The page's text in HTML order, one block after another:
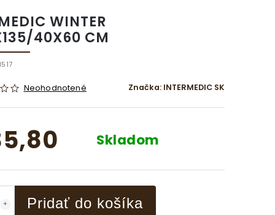
WINTER
40X60 CM
Neohodnotené Značka: INTERMEDIC SK
Skladom
Pridať do košíka